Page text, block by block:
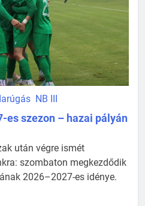
NB III
es szezon – hazai pályán
után végre ismét
szombaton megkezdődik
2026–2027-es idénye.